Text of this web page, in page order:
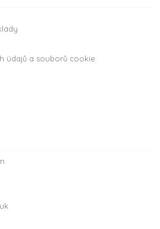
údajů a souborů cookie